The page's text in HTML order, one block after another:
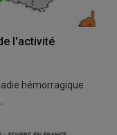
l'activité
hémorragique